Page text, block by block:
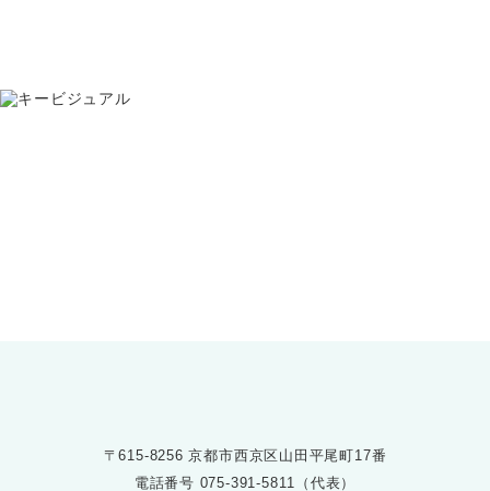
〒615-8256 京都市西京区山田平尾町17番
電話番号 075-391-5811（代表）